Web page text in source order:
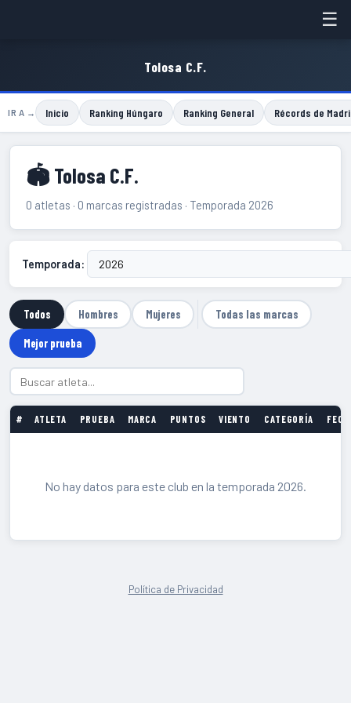
☰
Tolosa C.F.
IR A → Inicio Ranking Húngaro Ranking General Récords de
🏟 Tolosa C.F.
0 atletas · 0 marcas registradas · Temporada 2026
Temporada:
Todos Hombres Mujeres Todas las marcas
Mejor prueba
# ATLETA PRUEBA MARCA PUNTOS VIENTO CATEGORÍA
No hay datos para este club en la temporada 2026.
Política de Privacidad